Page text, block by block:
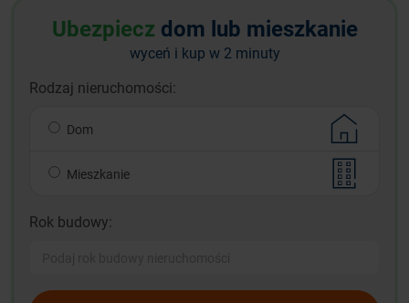
Ubezpiecz dom lub mieszkanie
wyceń i kup w 2 minuty
Rodzaj nieruchomości:
Dom
Mieszkanie
Rok budowy: